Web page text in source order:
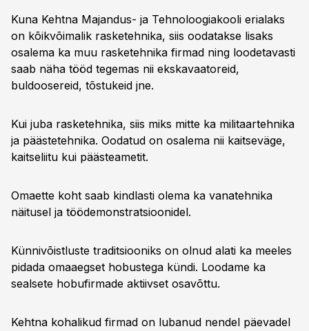
Kuna Kehtna Majandus- ja Tehnoloogiakooli erialaks
on kõikvõimalik rasketehnika, siis oodatakse lisaks
osalema ka muu rasketehnika firmad ning loodetavasti
saab näha tööd tegemas nii ekskavaatoreid,
buldoosereid, tõstukeid jne.
Kui juba rasketehnika, siis miks mitte ka militaartehnika
ja päästetehnika. Oodatud on osalema nii kaitseväge,
kaitseliitu kui päästeametit.
Omaette koht saab kindlasti olema ka vanatehnika
näitusel ja töödemonstratsioonidel.
Künnivõistluste traditsiooniks on olnud alati ka meeles
pidada omaaegset hobustega kündi. Loodame ka
sealsete hobufirmade aktiivset osavõttu.
Kehtna kohalikud firmad on lubanud nendel päevadel